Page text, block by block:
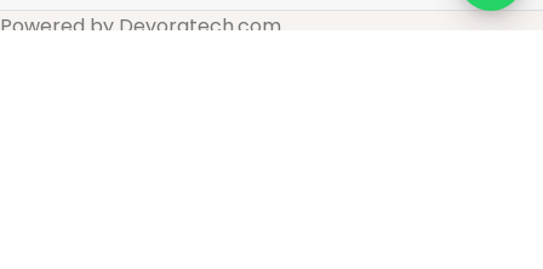
Powered by Devoratech.com